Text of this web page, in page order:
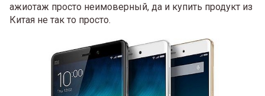
ажиотаж просто неимоверный, да и купить продукт из
Китая не так то просто.